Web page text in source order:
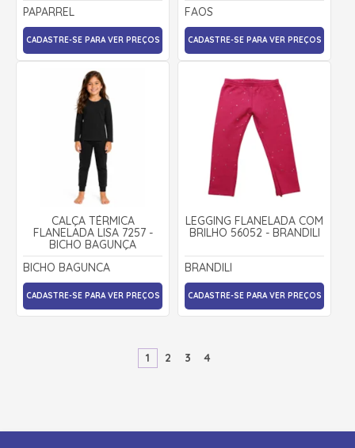
PAPARREL
CADASTRE-SE PARA VER PREÇOS
FAOS
CADASTRE-SE PARA VER PREÇOS
CALÇA TÉRMICA
FLANELADA LISA 7257 -
BICHO BAGUNÇA
BICHO BAGUNCA
CADASTRE-SE PARA VER PREÇOS
LEGGING FLANELADA COM
BRILHO 56052 - BRANDILI
BRANDILI
CADASTRE-SE PARA VER PREÇOS
1 2 3 4